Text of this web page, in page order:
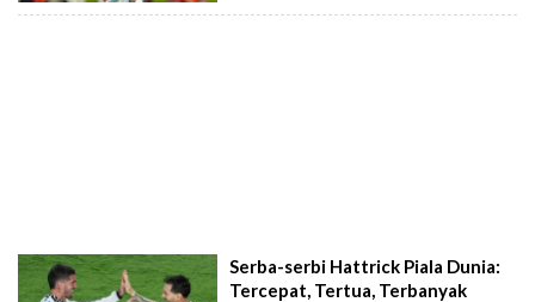
Serba-serbi Hattrick Piala Dunia:
Tercepat, Tertua, Terbanyak